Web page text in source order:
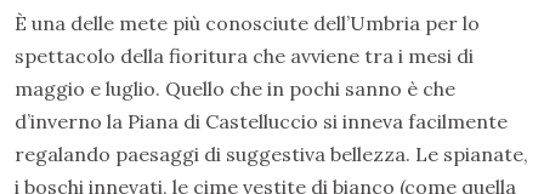
È una delle mete più conosciute dell’Umbria per lo
spettacolo della fioritura che avviene tra i mesi di
maggio e luglio. Quello che in pochi sanno è che
d’inverno la Piana di Castelluccio si inneva facilmente
regalando paesaggi di suggestiva bellezza. Le spianate,
i boschi innevati, le cime vestite di bianco (come quella